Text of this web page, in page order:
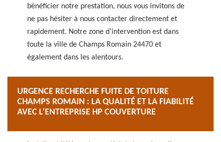
bénéficier notre prestation, nous vous invitons de
ne pas hésiter à nous contacter directement et
rapidement. Notre zone d’intervention est dans
toute la ville de Champs Romain 24470 et
également dans les alentours.
URGENCE RECHERCHE FUITE DE TOITURE
CHAMPS ROMAIN : LA QUALITÉ ET LA FIABILITÉ
AVEC L’ENTREPRISE HP COUVERTURE